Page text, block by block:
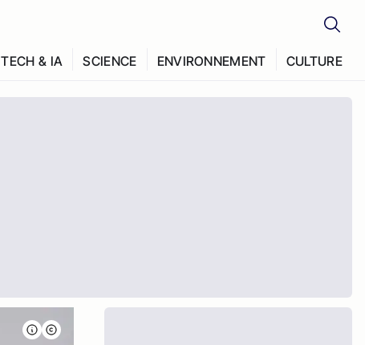
TECH & IA SCIENCE ENVIRONNEMENT CULTURE